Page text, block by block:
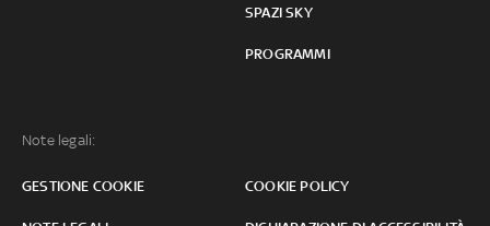
SPAZI SKY
PROGRAMMI
Note legali:
GESTIONE COOKIE COOKIE POLICY